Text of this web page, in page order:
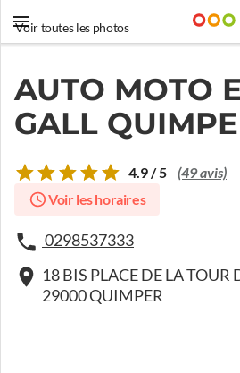
Voir toutes les photos
AUTO MOTO
GALL
4.9 / 5 (49 avis)
Voir les horaires
0298537333
18 BIS PLACE DE LA TOUR
29000 QUIMPER